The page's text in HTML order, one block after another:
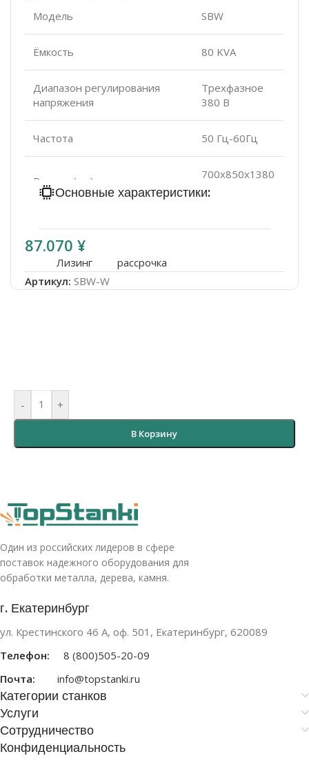
Модель SBW
Ёмкость 80 KVA
Диапазон регулирования
напряжения
Трехфазное
380 В
Частота 50 Гц-60Гц
Размер (мм)
700x850x1380
mm
Основные характеристики:
87.070 ¥
Лизинг
рассрочка
Артикул: SBW-W
- +
В Корзину
Один из российских лидеров в сфере
поставок надежного оборудования для
обработки металла, дерева, камня.
г. Екатеринбург
ул. Крестинского 46 А, оф. 501, Екатеринбург, 620089
Телефон:
8 (800)505-20-09
Почта:
info@topstanki.ru
Категории станков
Услуги
Сотрудничество
Конфиденциальность